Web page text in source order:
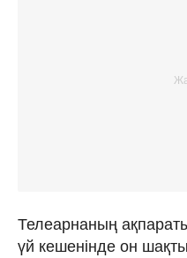
Телеарнаның
үй кешенінде он